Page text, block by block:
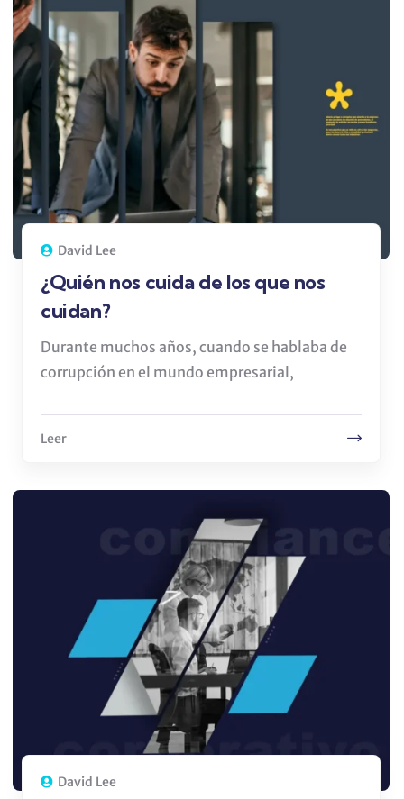
David Lee
¿Quién nos cuida de los que nos
cuidan?
Durante muchos años, cuando se hablaba de
corrupción en el mundo empresarial,
Leer
David Lee